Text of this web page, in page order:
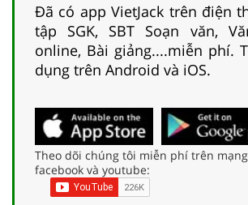
Đã có app VietJack trên điện
tập SGK, SBT Soạn văn,
online, Bài giảng....miễn phí.
dụng trên Android và iOS.
Theo dõi chúng tôi miễn phí trên
facebook và youtube: